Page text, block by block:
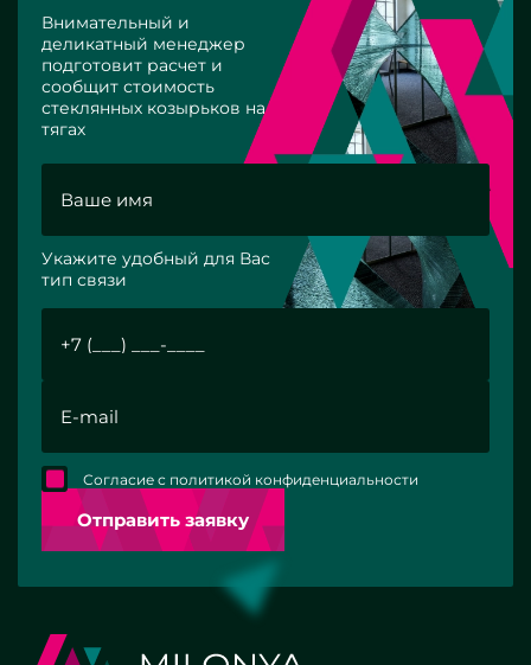
Внимательный и
деликатный менеджер
подготовит расчет и
сообщит стоимость
стеклянных козырьков на
тягах
Укажите удобный для Вас
тип связи
Отправить заявку
Согласие с политикой конфиденциальности